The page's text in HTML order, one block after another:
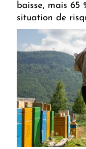
baisse, mais 65
situation de